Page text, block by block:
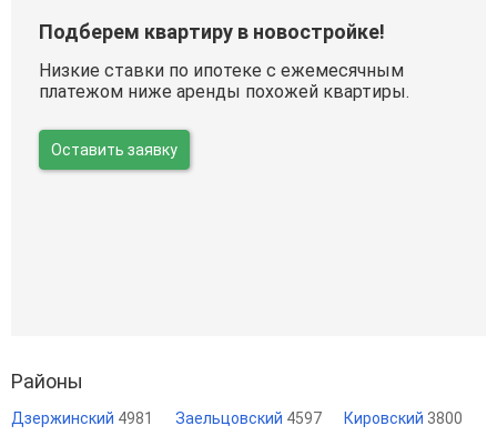
Подберем квартиру в новостройке!
Низкие ставки по ипотеке с ежемесячным
платежом ниже аренды похожей квартиры.
Оставить заявку
Районы
Дзержинский 4981 Заельцовский 4597 Кировский 3800